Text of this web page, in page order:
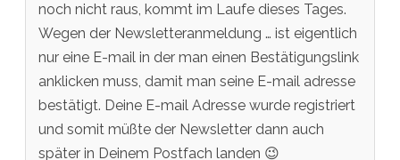
noch nicht raus, kommt im Laufe dieses Tages.
Wegen der Newsletteranmeldung … ist eigentlich
nur eine E-mail in der man einen Bestätigungslink
anklicken muss, damit man seine E-mail adresse
bestätigt. Deine E-mail Adresse wurde registriert
und somit müßte der Newsletter dann auch
später in Deinem Postfach landen 😉